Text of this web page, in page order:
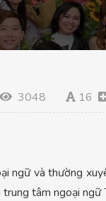
3048 16
ngữ và thường
trung tâm ngoại